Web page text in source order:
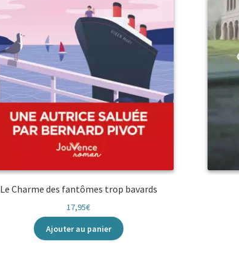
Le Charme des fantômes trop bavards
17,95€
Ajouter au panier